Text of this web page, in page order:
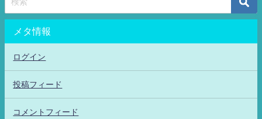
メタ情報
ログイン
投稿フィード
コメントフィード